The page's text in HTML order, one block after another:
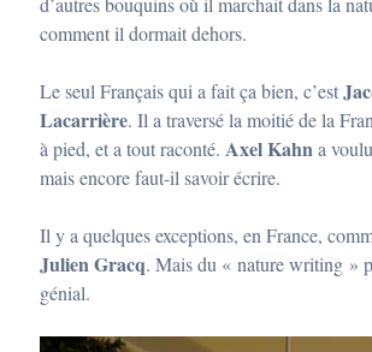
comment il dormait dehors.
Le seul Français qui a fait ça bien, c’est
Lacarrière. Il a traversé la moitié de la
à pied, et a tout raconté. Axel Kahna
mais encore faut-il savoir écrire.
Il y a quelques exceptions, en France,
Julien Gracq. Mais du « nature writing »
génial.